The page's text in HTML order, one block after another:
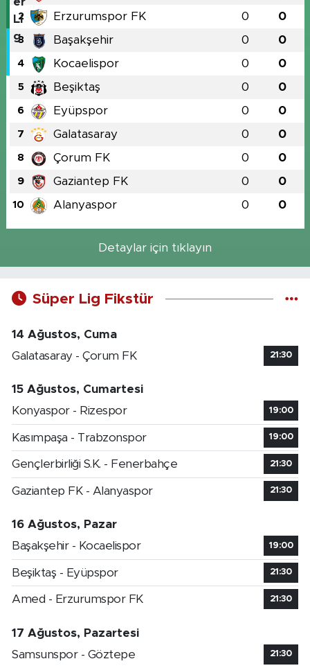
2 Erzurumspor FK 0 0
3 Başakşehir 0 0
4 Kocaelispor 0 0
5 Beşiktaş 0 0
6 Eyüpspor 0 0
7 Galatasaray 0 0
8 Çorum FK 0 0
9 Gaziantep FK 0 0
10 Alanyaspor 0 0
Detaylar için tıklayın
Süper Lig Fikstür
14 Ağustos, Cuma
Galatasaray - Çorum FK
21:30
15 Ağustos, Cumartesi
Konyaspor - Rizespor
19:00
Kasımpaşa - Trabzonspor 19:00
Gençlerbirliği S.K. - Fenerbahçe 21:30
Gaziantep FK - Alanyaspor 21:30
16 Ağustos, Pazar
Başakşehir - Kocaelispor
19:00
Beşiktaş - Eyüpspor 21:30
Amed - Erzurumspor FK 21:30
17 Ağustos, Pazartesi
Samsunspor - Göztepe
21:30